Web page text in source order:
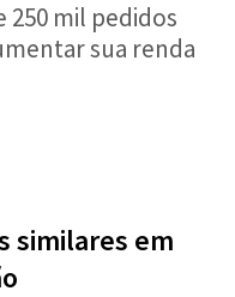
250 mil pedidos
sua renda
similares em